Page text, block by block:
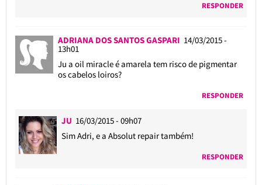
RESPONDER
ADRIANA DOS SANTOS GASPARI 14/03/2015 -
13h01
Ju a oil miracle é amarela tem risco de pigmentar
os cabelos loiros?
RESPONDER
JU 16/03/2015 - 09h07
Sim Adri, e a Absolut repair também!
RESPONDER